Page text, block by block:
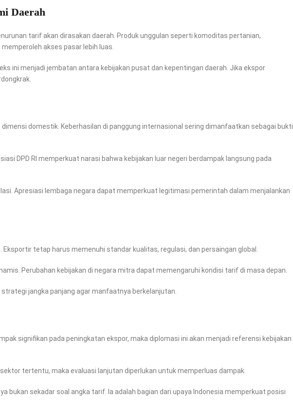
Daerah
tarif akan dirasakan daerah. Produk unggulan seperti komoditas pertanian,
akses pasar lebih luas.
ini menjadi jembatan antara kebijakan pusat dan kepentingan daerah. Jika ekspor
domestik. Keberhasilan di panggung internasional sering dimanfaatkan sebagai bukti
DPD RI memperkuat narasi bahwa kebijakan luar negeri berdampak langsung pada
Apresiasi lembaga negara dapat memperkuat legitimasi pemerintah dalam menjalankan
tetap harus memenuhi standar kualitas, regulasi, dan persaingan global.
Perubahan kebijakan di negara mitra dapat memengaruhi kondisi tarif di masa depan.
jangka panjang agar manfaatnya berkelanjutan.
signifikan pada peningkatan ekspor, maka diplomasi ini akan menjadi referensi kebijakan
tertentu, maka evaluasi lanjutan diperlukan untuk memperluas dampak.
bukan sekadar soal angka tarif. Ia adalah bagian dari upaya Indonesia memperkuat posisi